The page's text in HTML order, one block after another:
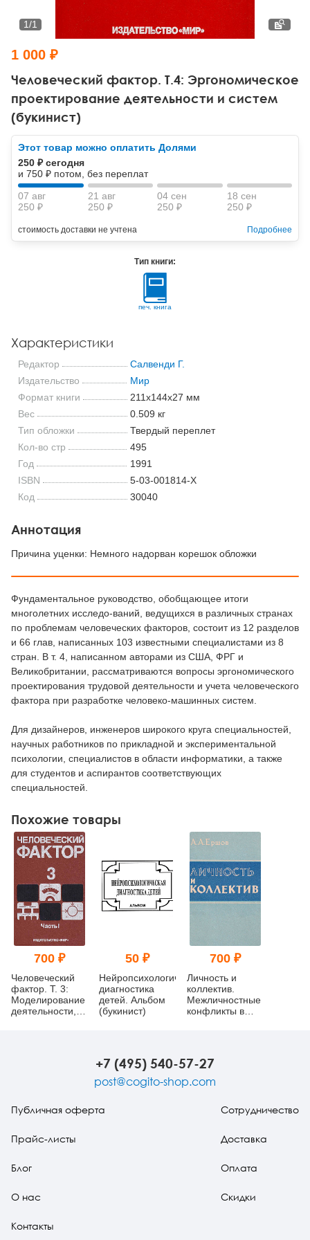
Тревожные расстройства, панические атаки
Психодрама
Другие направления психотерапии
Классический, эриксоновский гипноз и НЛП
НЛП
Психология труда и эргономика
Социальная психология
Социальная и организационная психология
Классический и юнгианский психоанализ
Человеческий фактор. Т.4: Эргономическое
проектирование деятельности и систем
(букинист)
1/1
1 000 ₽
Этот товар можно оплатить Долями
250 ₽ сегодня
и 750 ₽ потом, без переплат
07 авг
250 ₽
21 авг
250 ₽
04 сен
250 ₽
18 сен
250 ₽
стоимость доставки не учтена Подробнее
Тип книги:
печ. книга
Характеристики
Редактор
Салвенди Г.
Издательство
Мир
Формат книги
211x144x27 мм
Вес
0.509 кг
Тип обложки
Твердый переплет
Кол-во стр
495
Год
1991
ISBN
5-03-001814-Х
Код
30040
Аннотация
Причина уценки: Немного надорван корешок обложки
Фундаментальное руководство, обобщающее итоги
многолетних исследо-ваний, ведущихся в различных странах
по проблемам человеческих факторов, состоит из 12 разделов
и 66 глав, написанных 103 известными специалистами из 8
стран. В т. 4, написанном авторами из США, ФРГ и
Великобритании, рассматриваются вопросы эргономического
проектирования трудовой деятельности и учета человеческого
фактора при разработке человеко-машинных систем.
Для дизайнеров, инженеров широкого круга специальностей,
научных работников по прикладной и экспериментальной
психологии, специалистов в области информатики, а также
для студентов и аспирантов соответствующих
специальностей.
Похожие товары
700 ₽
Человеческий
фактор. Т. 3:
Моделирование
деятельности,
50 ₽
Нейропсихологическая
диагностика
детей. Альбом
(букинист)
700 ₽
Личность и
коллектив.
Межличностные
конфликты в
+7 (495) 540-57-27
post@cogito-shop.com
Публичная оферта
Прайс-листы
Блог
О нас
Контакты
Сотрудничество
Доставка
Оплата
Скидки